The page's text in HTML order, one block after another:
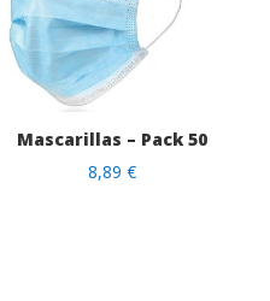
Mascarillas – Pack 50
8,89€